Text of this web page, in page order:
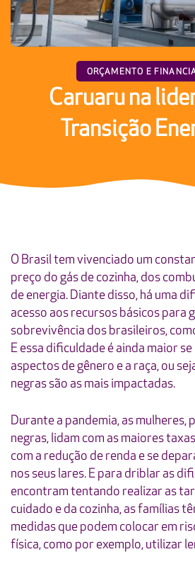
ORÇAMENTO E
Caruaru na
Transição
O Brasil tem vivenciado um
preço do gás de cozinha, dos
de energia. Diante disso, há uma
acesso aos recursos básicos para
sobrevivência dos brasileiros,
E essa dificuldade é ainda maior
aspectos de gênero e a raça, ou
negras são as mais impactadas.
Durante a pandemia, as mulheres,
negras, lidam com as maiores
com a redução de renda e se
nos seus lares. E para driblar as
encontram tentando realizar as
cuidado e da cozinha, as famílias
medidas que podem colocar em
física, como por exemplo, utilizar